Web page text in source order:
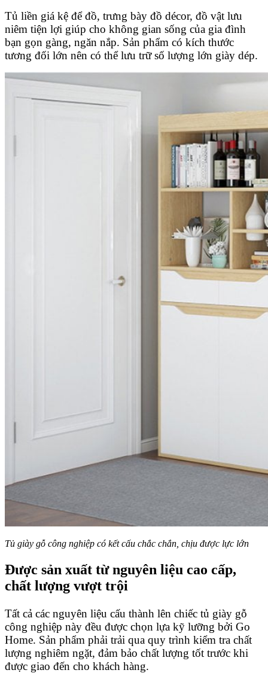
Tủ liền giá kệ để đồ, trưng bày đồ décor, đồ vật lưu
niêm tiện lợi giúp cho không gian sống của gia đình
bạn gọn gàng, ngăn nắp. Sản phẩm có kích thước
tương đối lớn nên có thể lưu trữ số lượng lớn giày dép.
Tủ giày gỗ công nghiệp có kết cấu chắc chắn, chịu được lực lớn
Được sản xuất từ nguyên liệu cao cấp,
chất lượng vượt trội
Tất cả các nguyên liệu cấu thành lên chiếc tủ giày gỗ
công nghiệp này đều được chọn lựa kỹ lưỡng bởi Go
Home. Sản phẩm phải trải qua quy trình kiểm tra chất
lượng nghiêm ngặt, đảm bảo chất lượng tốt trước khi
được giao đến cho khách hàng.